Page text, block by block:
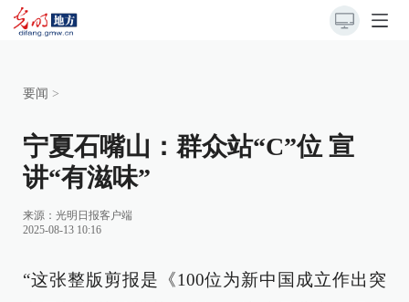
要闻 >
宁夏石嘴山：群众站“C”位 宣
讲“有滋味”
来源： 光明日报客户端
2025-08-13 10:16
“这张整版剪报是《100位为新中国成立作出突